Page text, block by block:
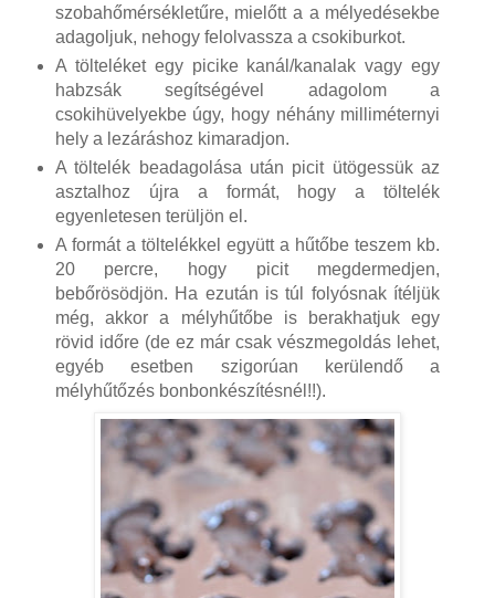
szobahőmérsékletűre, mielőtt a a mélyedésekbe
adagoljuk, nehogy felolvassza a csokiburkot.
A tölteléket egy picike kanál/kanalak vagy egy
habzsák segítségével adagolom a
csokihüvelyekbe úgy, hogy néhány milliméternyi
hely a lezáráshoz kimaradjon.
A töltelék beadagolása után picit ütögessük az
asztalhoz újra a formát, hogy a töltelék
egyenletesen terüljön el.
A formát a töltelékkel együtt a hűtőbe teszem kb.
20 percre, hogy picit megdermedjen,
bebőrösödjön. Ha ezután is túl folyósnak ítéljük
még, akkor a mélyhűtőbe is berakhatjuk egy
rövid időre (de ez már csak vészmegoldás lehet,
egyéb esetben szigorúan kerülendő a
mélyhűtőzés bonbonkészítésnél!!).